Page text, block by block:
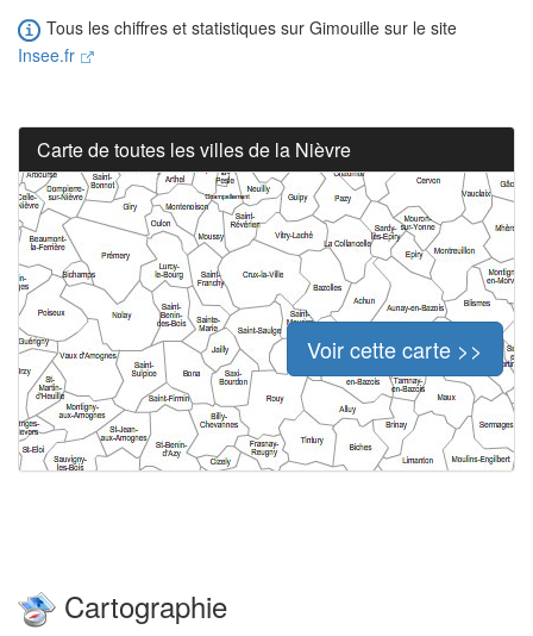
Tous les chiffres et statistiques sur Gimouille sur le site
Insee.fr
Carte de toutes les villes de la Nièvre
Voir cette carte >>
Cartographie